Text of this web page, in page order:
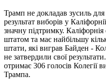
Трамп не докладав зусиль
результат виборів у
значну підтримку.
штатом та має найбільшу
штати, які виграв Байден -
не затвердили свої
отримає 306 голосів Колегії
Трампа.